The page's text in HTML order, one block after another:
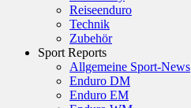
Reiseenduro
Technik
Zubehör
Sport Reports
Allgemeine Sport-News
Enduro DM
Enduro EM